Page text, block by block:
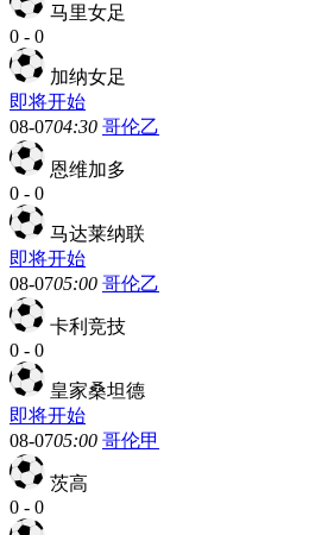
马里女足
0 - 0
加纳女足
即将开始
08-0704:30 哥伦乙
恩维加多
0 - 0
马达莱纳联
即将开始
08-0705:00 哥伦乙
卡利竞技
0 - 0
皇家桑坦德
即将开始
08-0705:00 哥伦甲
茨高
0 - 0